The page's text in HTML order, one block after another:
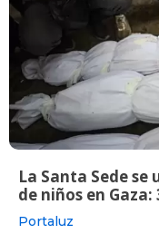
La Santa Sede
de niños en
Portaluz